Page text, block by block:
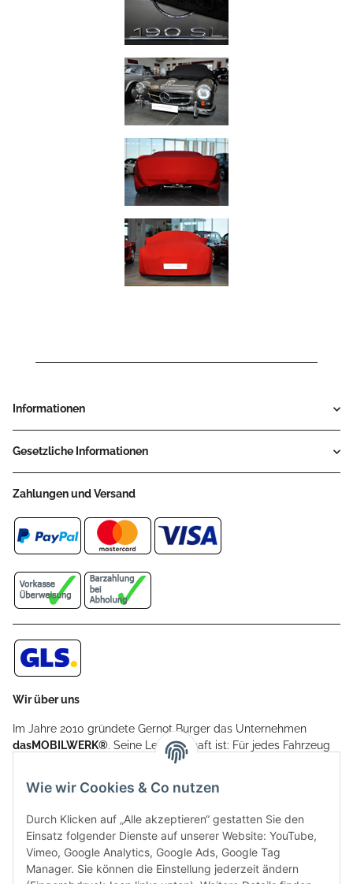
Informationen
Gesetzliche Informationen
Zahlungen und Versand
Wir über uns
Im Jahre 2010 gründete Gernot Burger das Unternehmen
dasMOBILWERK®. Seine Leidenschaft ist: Für jedes Fahrzeug
ein Car Cover anzubieten - passgenau und individuell.
Aufgrund der vielen positiven Kundenrückmeldungen kamen
weitere Produkte, wie Reifenschuhe, Hardtopständer hinzu.
Seine Reifenschoner werden in Deutschland produziert und
sind mit hochwertigen Techniken und Materialien gefertigt.
dasMOBILWERK® ist seit der Gründung ein
Familienunternehmen, welches sich seit 2010 auf
Wie wir Cookies & Co nutzen
Durch Klicken auf „Alle akzeptieren“ gestatten Sie den
Einsatz folgender Dienste auf unserer Website: YouTube,
Vimeo, Google Analytics, Google Ads, Google Tag
Manager. Sie können die Einstellung jederzeit ändern